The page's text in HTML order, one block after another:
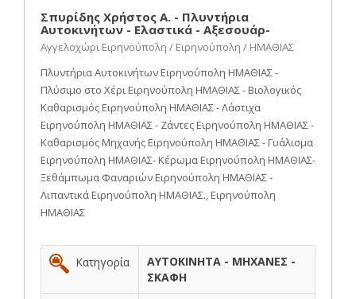
Σπυρίδης Χρήστος Α. - Πλυντήρια
Αυτοκινήτων - Ελαστικά - Αξεσουάρ-
Αγγελοχώρι Ειρηνούπολη / Ειρηνούπολη / ΗΜΑΘΙΑΣ
Πλυντήρια Αυτοκινήτων Ειρηνούπολη ΗΜΑΘΙΑΣ -
Πλύσιμο στο Χέρι Ειρηνούπολη ΗΜΑΘΙΑΣ - Βιολογικός
Καθαρισμός Ειρηνούπολη ΗΜΑΘΙΑΣ - Λάστιχα
Ειρηνούπολη ΗΜΑΘΙΑΣ - Ζάντες Ειρηνούπολη ΗΜΑΘΙΑΣ -
Καθαρισμός Μηχανής Ειρηνούπολη ΗΜΑΘΙΑΣ - Γυάλισμα
Ειρηνούπολη ΗΜΑΘΙΑΣ- Κέρωμα Ειρηνούπολη ΗΜΑΘΙΑΣ-
Ξεθάμπωμα Φαναριών Ειρηνούπολη ΗΜΑΘΙΑΣ -
Λιπαντικά Ειρηνούπολη ΗΜΑΘΙΑΣ., Ειρηνούπολη
ΗΜΑΘΙΑΣ
Κατηγορία
ΑΥΤΟΚΙΝΗΤΑ - ΜΗΧΑΝΕΣ -
ΣΚΑΦΗ